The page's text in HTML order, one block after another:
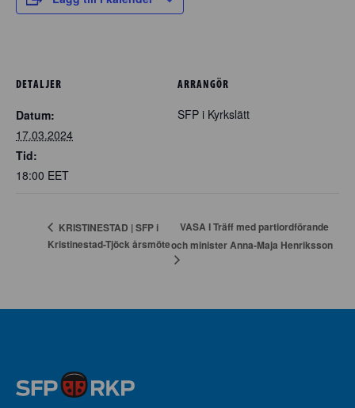
DETALJER
Datum:
17.03.2024
Tid:
18:00 EET
ARRANGÖR
SFP i Kyrkslätt
KRISTINESTAD | SFP i
Kristinestad-Tjöck årsmöte
VASA I Träff med partiordförande
och minister Anna-Maja Henriksson